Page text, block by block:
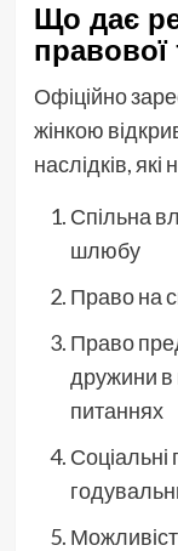
Що дає
правової
Офіційно
жінкою
наслідків,
Спільна
шлюбу
Право на
Право
дружини
питаннях
Соціальні